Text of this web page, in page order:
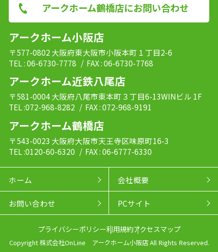
アークホーム鶴橋店にお問い合わせ
アークホーム小阪店
〒577-0802 大阪府東大阪市小阪本町１丁目2-6
TEL : 06-6730-7778 / FAX : 06-6730-7768
アークホーム近鉄八尾店
〒581-0004 大阪府八尾市東本町３丁目6-13WINビル 1F
TEL :072-968-8282 / FAX : 072-968-9191
アークホーム鶴橋店
〒543-0023 大阪府大阪市天王寺区味原町16-3
TEL :0120-60-6320 / FAX : 06-6777-6330
ホーム 会社概要
お問い合わせ PCサイト
プライバシーポリシー利用規約アクセスマップ
Copyright 株式会社OnLine アークホーム小阪店 All Rights Reserved.